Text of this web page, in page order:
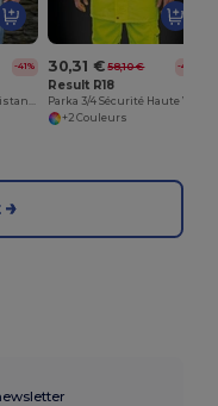
-41% 30,31 € 58,10 € -48%
Result R18
+2 Couleurs